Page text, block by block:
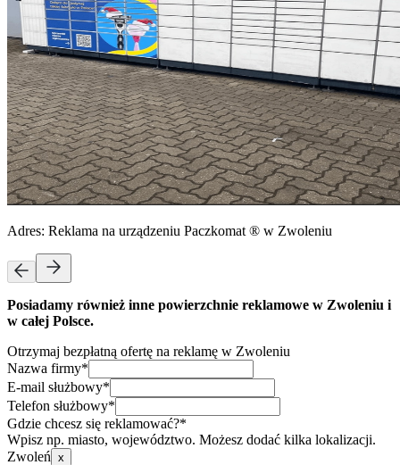
Adres: Reklama na urządzeniu Paczkomat ® w Zwoleniu
Posiadamy również inne powierzchnie reklamowe w Zwoleniu i
w całej Polsce.
Otrzymaj bezpłatną ofertę na reklamę w Zwoleniu
Nazwa firmy*
E-mail służbowy*
Telefon służbowy*
Gdzie chcesz się reklamować?*
Wpisz np. miasto, województwo. Możesz dodać kilka lokalizacji.
Zwoleń x